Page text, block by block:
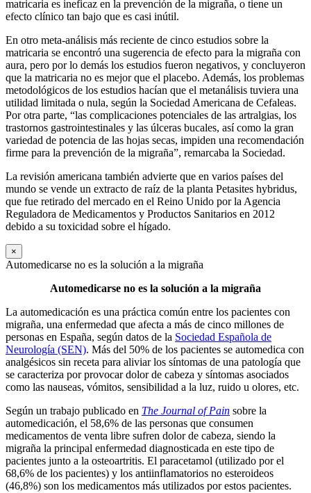
matricaria es ineficaz en la prevención de la migraña, o tiene un
efecto clínico tan bajo que es casi inútil.
En otro meta-análisis más reciente de cinco estudios sobre la
matricaria se encontró una sugerencia de efecto para la migraña con
aura, pero por lo demás los estudios fueron negativos, y concluyeron
que la matricaria no es mejor que el placebo. Además, los problemas
metodológicos de los estudios hacían que el metanálisis tuviera una
utilidad limitada o nula, según la Sociedad Americana de Cefaleas.
Por otra parte, “las complicaciones potenciales de las artralgias, los
trastornos gastrointestinales y las úlceras bucales, así como la gran
variedad de potencia de las hojas secas, impiden una recomendación
firme para la prevención de la migraña”, remarcaba la Sociedad.
La revisión americana también advierte que en varios países del
mundo se vende un extracto de raíz de la planta Petasites hybridus,
que fue retirado del mercado en el Reino Unido por la Agencia
Reguladora de Medicamentos y Productos Sanitarios en 2012
debido a su toxicidad sobre el hígado.
×
Automedicarse no es la solución a la migraña
Automedicarse no es la solución a la migraña
La automedicación es una práctica común entre los pacientes con
migraña, una enfermedad que afecta a más de cinco millones de
personas en España, según datos de la Sociedad Española de
Neurología (SEN). Más del 50% de los pacientes se automedica con
analgésicos sin receta para aliviar los síntomas de una patología que
se caracteriza por provocar dolor de cabeza y síntomas asociados
como las nauseas, vómitos, sensibilidad a la luz, ruido u olores, etc.
Según un trabajo publicado en The Journal of Pain sobre la
automedicación, el 58,6% de las personas que consumen
medicamentos de venta libre sufren dolor de cabeza, siendo la
migraña la principal enfermedad diagnosticada en este tipo de
pacientes junto a la osteoartritis. El paracetamol (utilizado por el
68,6% de los pacientes) y los antiinflamatorios no esteroideos
(46,8%) son los medicamentos más utilizados por estos pacientes.